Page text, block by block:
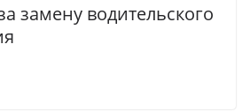
замену водительского